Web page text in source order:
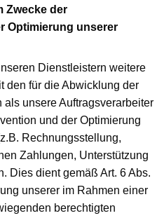
Zwecke der
Optimierung unserer
Dienstleistern weitere
den für die Abwicklung der
unsere Auftragsverarbeiter
und der Optimierung
Rechnungsstellung,
Zahlungen, Unterstützung
Dies dient gemäß Art. 6 Abs.
unserer im Rahmen einer
berechtigten